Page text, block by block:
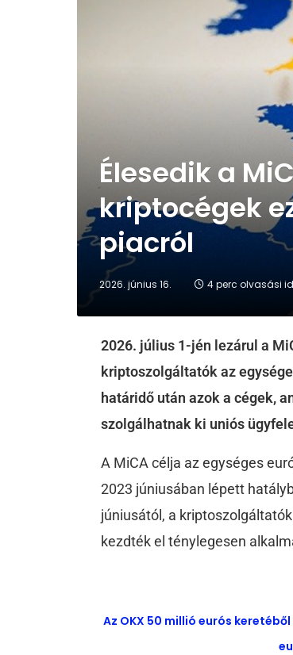
Élesedik a
kriptocégek
piacról
2026. június 16. 4 perc olvasási
2026. július 1-jén lezárul a
kriptoszolgáltatók az
határidő után azok a cégek,
szolgálhatnak ki uniós
A MiCA célja az egységes
2023 júniusában lépett
júniusától, a
kezdték el ténylegesen
Az OKX 50 millió eurós